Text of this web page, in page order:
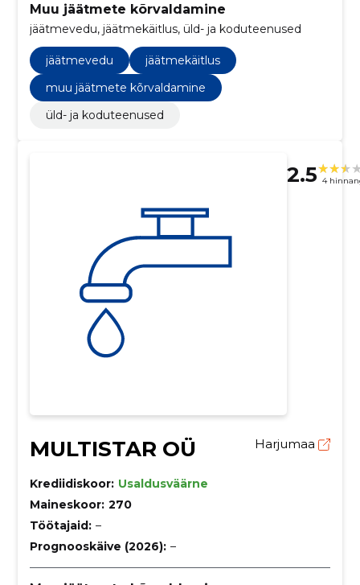
Muu jäätmete kõrvaldamine
jäätmevedu, jäätmekäitlus, üld- ja koduteenused
jäätmevedu
jäätmekäitlus
muu jäätmete kõrvaldamine
üld- ja koduteenused
2.5 4
MULTISTAR OÜ Harjumaa
Krediidiskoor: Usaldusväärne
Maineskoor: 270
Töötajaid: –
Prognooskäive (2026): –